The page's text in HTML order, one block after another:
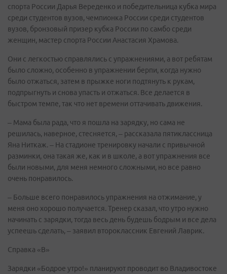
спорта России Дарья Вереденко и победительница кубка мира
среди студентов вузов, чемпионка России среди студентов
вузов, бронзовый призер кубка России по самбо среди
женщин, мастер спорта России Анастасия Храмова.
Они с легкостью справлялись с упражнениями, а вот ребятам
было сложно, особенно в упражнении берпи, когда нужно
было отжаться, затем в прыжке ноги подтянуть к рукам,
подпрыгнуть и снова упасть и отжаться. Все делается в
быстром темпе, так что нет времени оттачивать движения.
– Мама была рада, что я пошла на зарядку, но сама не
решилась, наверное, стесняется, – рассказала пятиклассница
Яна Ниткаж. – На стадионе тренировку начали с привычной
разминки, она такая же, как и в школе, а вот упражнения все
были новыми, для меня немного сложными, но все равно
очень понравилось.
– Больше всего понравилось упражнения на отжимание, у
меня оно хорошо получается. Тренер сказал, что утро нужно
начинать с зарядки, тогда весь день будешь бодрым и все дела
успеешь сделать, – заявил второклассник Евгений Лаврик.
Справка «В»
Зарядки «Бодрое утро!» планируют проводит во Владивостоке